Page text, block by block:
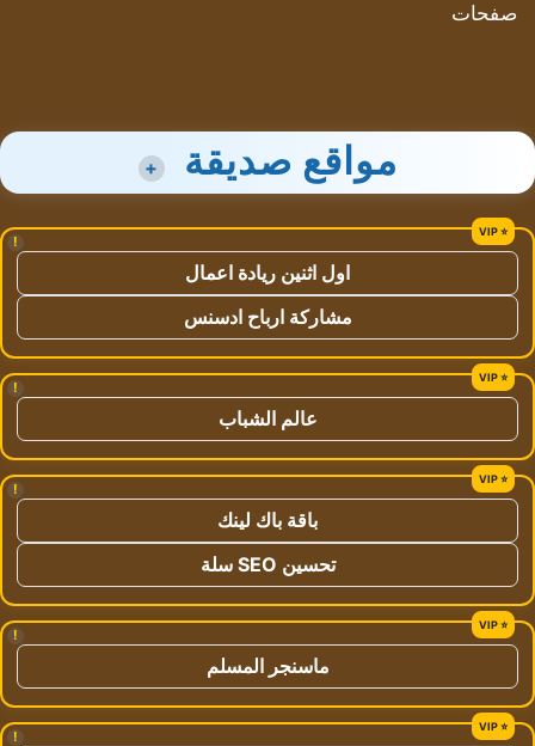
صفحات
مواقع صديقة +
!
اول اثنين ريادة اعمال
مشاركة ارباح ادسنس
!
عالم الشباب
!
باقة باك لينك
تحسين SEO سلة
!
ماسنجر المسلم
!